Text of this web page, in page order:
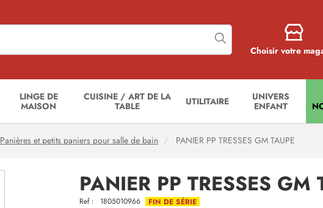
Choisir votre
LINGE DE
MAISON
CUISINE / ART DE LA
TABLE
UTILITAIRE
UNIVERS
ENFANT
Panières et petits paniers pour salle de bain PANIER PP TRESSES GM TAUPE
PANIER PP TRESSES GM
Ref : 1805010966 FIN DE SÉRIE